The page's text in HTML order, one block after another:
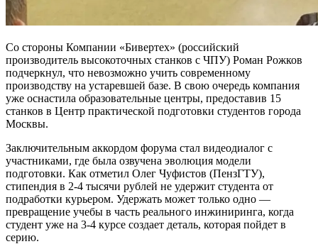
Со стороны Компании «Бивертех» (российский
производитель высокоточных станков с ЧПУ) Роман Рожков
подчеркнул, что невозможно учить современному
производству на устаревшей базе. В свою очередь компания
уже оснастила образовательные центры, предоставив 15
станков в Центр практической подготовки студентов города
Москвы.
Заключительным аккордом форума стал видеодиалог с
участниками, где была озвучена эволюция модели
подготовки. Как отметил Олег Чуфистов (ПензГТУ),
стипендия в 2-4 тысячи рублей не удержит студента от
подработки курьером. Удержать может только одно —
превращение учебы в часть реального инжиниринга, когда
студент уже на 3-4 курсе создает деталь, которая пойдет в
серию.